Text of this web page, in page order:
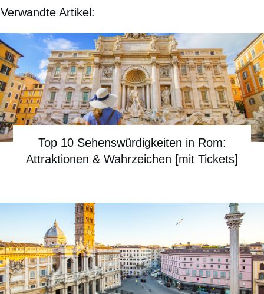
Verwandte Artikel:
Top 10 Sehenswürdigkeiten in Rom:
Attraktionen & Wahrzeichen [mit Tickets]